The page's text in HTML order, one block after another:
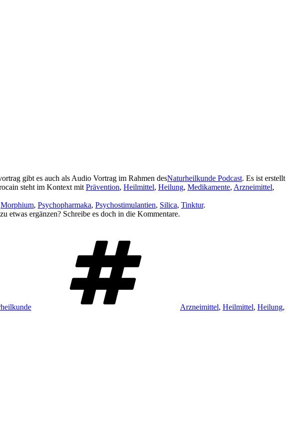
gibt es auch als Audio Vortrag im Rahmen desNaturheilkunde Podcast. Es ist erstellt
steht im Kontext mit Prävention, Heilmittel, Heilung, Medikamente, Arzneimittel,
Morphium, Psychopharmaka, Psychostimulantien, Silica, Tinktur.
etwas ergänzen? Schreibe es doch in die Kommentare.
Arzneimittel, Heilmittel, Heilung,